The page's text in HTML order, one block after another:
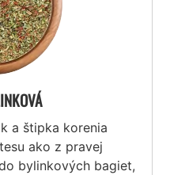
a štipka korenia
ako z pravej
bylinkových bagiet,